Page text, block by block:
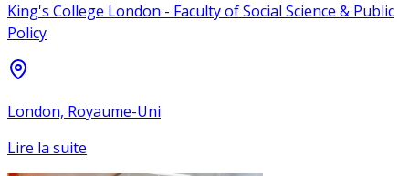
King's College London - Faculty of Social Science & Public
Policy
London, Royaume-Uni
Lire la suite